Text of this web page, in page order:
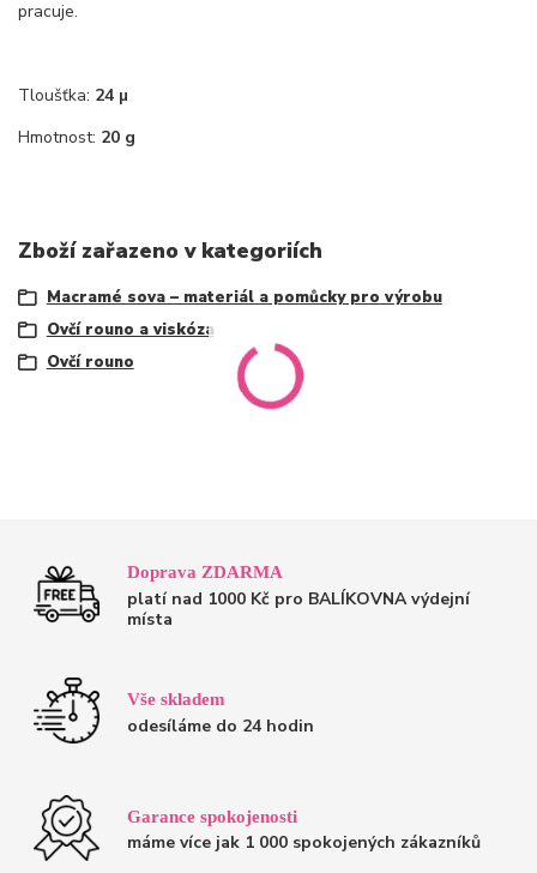
pracuje.
Tloušťka: 24 µ
Hmotnost: 20 g
Zboží zařazeno v kategoriích
Macramé sova – materiál a pomůcky pro výrobu
Ovčí rouno a viskóza
Ovčí rouno
Doprava ZDARMA
platí nad 1000 Kč pro BALÍKOVNA výdejní
místa
Vše skladem
odesíláme do 24 hodin
Garance spokojenosti
máme více jak 1 000 spokojených zákazníků